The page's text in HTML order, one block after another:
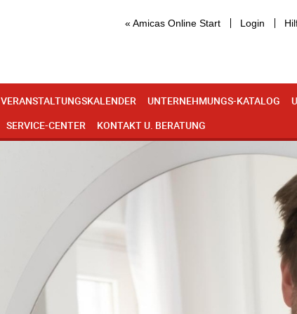
« Amicas Online Start Login
VERANSTALTUNGSKALENDER UNTERNEHMUNGS-KATALOG
SERVICE-CENTER KONTAKT U. BERATUNG